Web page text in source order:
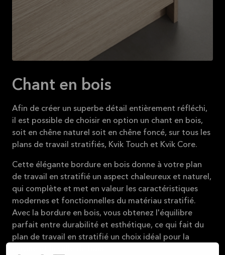
Chant en bois
Afin de créer un superbe détail entièrement réfléchi,
il est possible de choisir en option un chant en bois,
soit en chêne naturel soit en chêne foncé, sur tous les
plans de travail stratifiés, Kvik Touch et Kvik Core.
Cette élégante bordure en bois donne à votre plan
de travail en stratifié un aspect chaleureux et naturel,
qui complète et met en valeur les caractéristiques
modernes et fonctionnelles du matériau stratifié.
Avec la bordure en bois, vous obtenez l'équilibre
parfait entre durabilité et esthétique, ce qui fait du
plan de travail en stratifié un choix idéal pour la